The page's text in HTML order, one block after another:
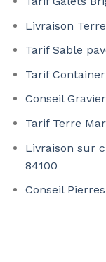
Livraison
Tarif Sable
Tarif
Conseil
Tarif Terre
Livraison sur
84100
Conseil